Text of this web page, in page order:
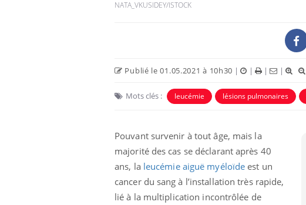
NATA_VKUSIDEY/ISTOCK
Publié le 01.05.2021 à 10h30 | | | |
Mots clés : leucémie lésions pulmonaires
Pouvant survenir à tout âge, mais la
majorité des cas se déclarant après 40
ans, la leucémie aiguë myéloïde est un
cancer du sang à l’installation très rapide,
lié à la multiplication incontrôlée de